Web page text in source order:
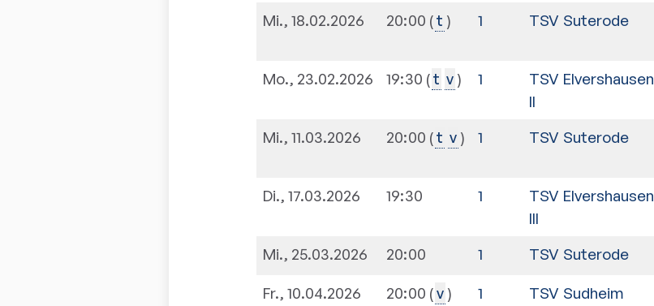
Mi., 18.02.2026 20:00 t 1 TSV Suterode
Mo., 23.02.2026 19:30 t v 1
TSV Elvershausen
II
Mi., 11.03.2026 20:00 t v 1 TSV Suterode
Di., 17.03.2026 19:30 1
TSV Elvershausen
III
Mi., 25.03.2026 20:00 1 TSV Suterode
Fr., 10.04.2026 20:00 v 1 TSV Sudheim